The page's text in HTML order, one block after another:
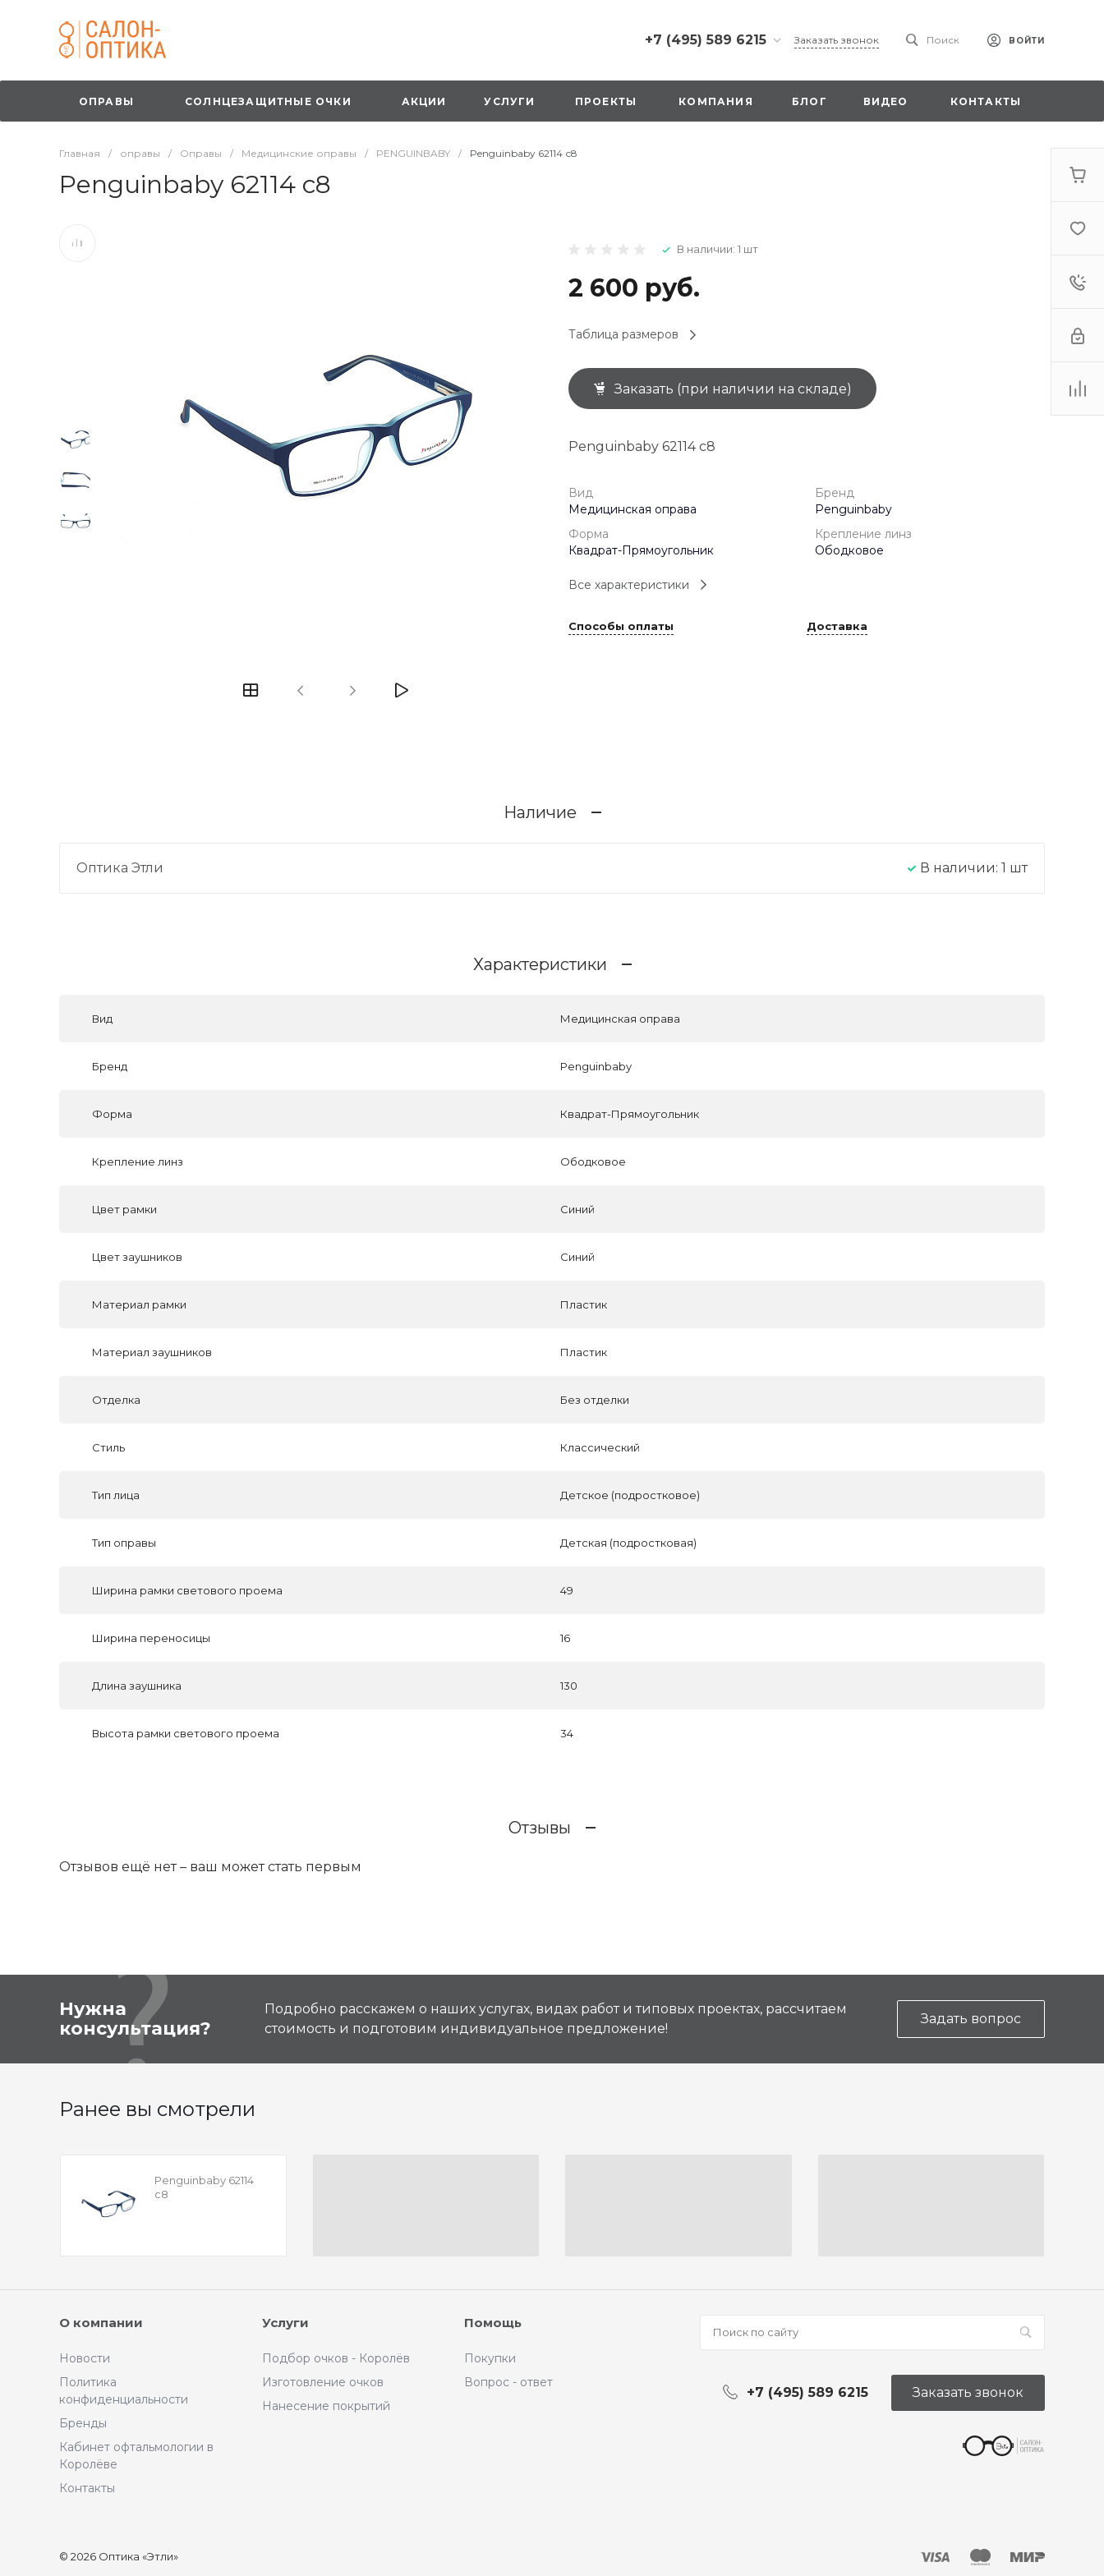
+7 (495) 589 6215
+7 (495) 589 6215
г. Москва, Русаковская
ул., д.1, вход с улицы со
стороны ТТК
г. Москва,
оранжевая вывеска
напротив «Перекрестка»
на 1 этаже
1 мая: 10:00-19:00
+7 (926) 092 4274
г. Королёв, пр-т
(0-9)
1 мая: 10:00-19:00
9 мая: 10:00-19:00
Заказать звонок Поиск ВОЙТИ
ОПРАВЫ СОЛНЦЕЗАЩИТНЫЕ ОЧКИ АКЦИИ УСЛУГИ ПРОЕКТЫ КОМПАНИЯ БЛОГ ВИДЕО КОНТАКТЫ
Главная / оправы / Оправы / Медицинские оправы / PENGUINBABY / Penguinbaby 62114 с8
Penguinbaby 62114 с8
В наличии: 1 шт
2 600 руб.
Таблица размеров
Заказать (при наличии на складе)
Penguinbaby 62114 с8
Вид
Медицинская оправа
Бренд
Penguinbaby
Форма
Квадрат-Прямоугольник
Крепление линз
Ободковое
Все характеристики
Способы оплаты Доставка
Наличие
Оптика Этли В наличии: 1 шт
Характеристики
Вид Медицинская оправа
Бренд Penguinbaby
Форма Квадрат-Прямоугольник
Крепление линз Ободковое
Цвет рамки Синий
Цвет заушников Синий
Материал рамки Пластик
Материал заушников Пластик
Отделка Без отделки
Стиль Классический
Тип лица Детское (подростковое)
Тип оправы Детская (подростковая)
Ширина рамки светового проема 49
Ширина переносицы 16
Длина заушника 130
Высота рамки светового проема 34
Отзывы
Отзывов ещё нет – ваш может стать первым
Нужна
консультация?
Подробно расскажем о наших услугах, видах работ и типовых проектах, рассчитаем
стоимость и подготовим индивидуальное предложение!
Задать вопрос
Ранее вы смотрели
Penguinbaby 62114
с8
О компании
Новости
Политика
конфиденциальности
Бренды
Кабинет офтальмологии в
Королёве
Контакты
Услуги
Подбор очков - Королёв
Изготовление очков
Нанесение покрытий
Помощь
Покупки
Вопрос - ответ
+7 (495) 589 6215 Заказать звонок
© 2026 Оптика «Этли»